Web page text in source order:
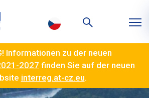
Informationen zu der neuen
2027 finden Sie auf der neuen
interreg.at-cz.eu.